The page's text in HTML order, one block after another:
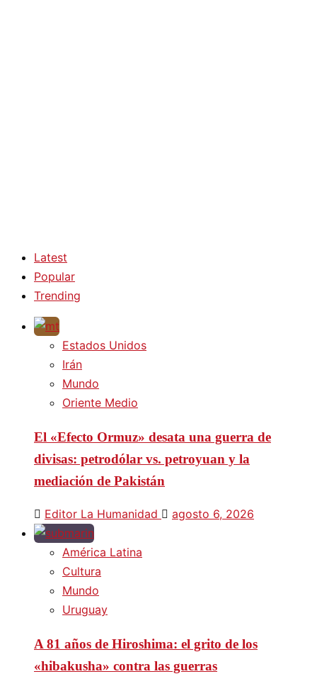
Latest
Popular
Trending
Estados Unidos
Irán
Mundo
Oriente Medio
El «Efecto Ormuz» desata una guerra de
divisas: petrodólar vs. petroyuan y la
mediación de Pakistán
Editor La Humanidad agosto 6, 2026
América Latina
Cultura
Mundo
Uruguay
A 81 años de Hiroshima: el grito de los
«hibakusha» contra las guerras